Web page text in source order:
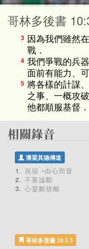
哥林多後書
3
因為我們雖然
戰．
4 我們爭戰的兵
面前有能力、
5 將各樣的計謀
之事、一概攻
他都順服基督．
潘梁其德傳道
祝福 •由心而發
不要論斷
心靈斷捨離
哥林多後書 10:3-5